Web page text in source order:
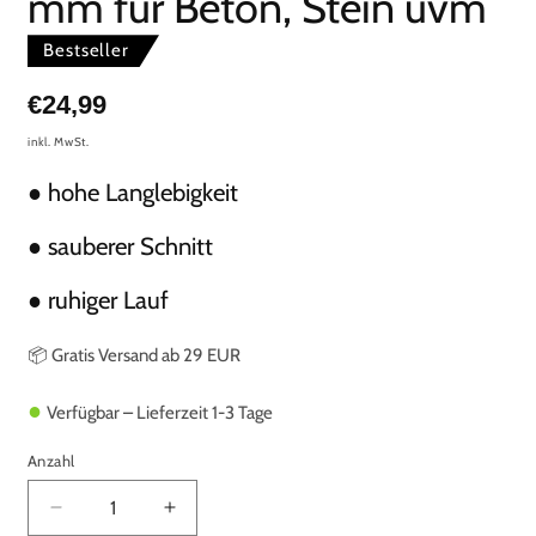
Bestseller
Normaler
€24,99
inkl. MwSt.
● hohe Langlebigkeit
● sauberer Schnitt
● ruhiger Lauf
📦 Gratis Versand ab 29 EUR
● Verfügbar – Lieferzeit 1-3 Tage
Anzahl
Verringere
Erhöhe